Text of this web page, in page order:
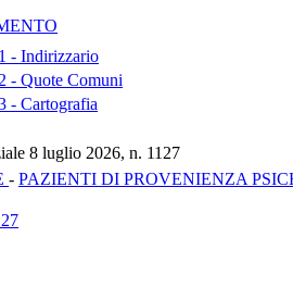
- Indirizzario
- Quote Comuni
- Cartografia
8 luglio 2026, n. 1127
- PAZIENTI DI PROVENIENZA